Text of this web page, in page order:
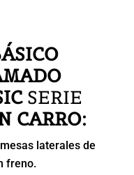
SERIE
CARRO:
laterales de
freno.